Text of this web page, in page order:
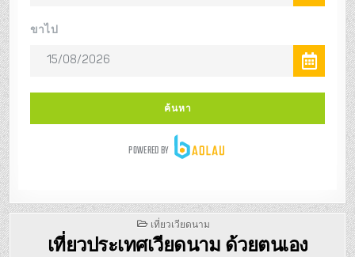
POSTED
IN
เที่ยวเวียดนาม
เที่ยวประเทศเวียดนาม ด้วยตนเอง